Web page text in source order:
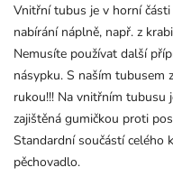
Vnitřní tubus je v horní
nabírání náplně, např. z
Nemusíte používat další
násypku. S naším tubusem
rukou!!! Na vnitřním tubusu
zajištěná gumičkou proti
Standardní součástí celého
pěchovadlo.